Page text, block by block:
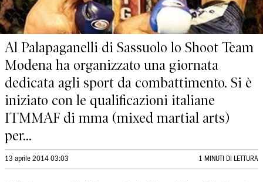
Al Palapaganelli di Sassuolo lo Shoot Team
Modena ha organizzato una giornata
dedicata agli sport da combattimento. Si è
iniziato con le qualificazioni italiane
ITMMAF di mma (mixed martial arts)
per...
13 aprile 2014 03:03 1 MINUTI DI LETTURA